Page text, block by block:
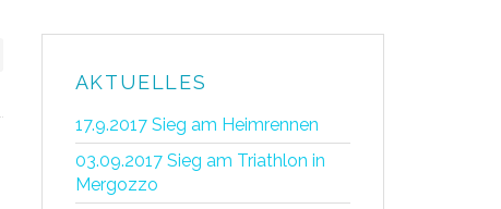
AKTUELLES
17.9.2017 Sieg am Heimrennen
03.09.2017 Sieg am Triathlon in
Mergozzo